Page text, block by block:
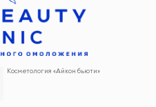
Косметология «Айкон бьюти»